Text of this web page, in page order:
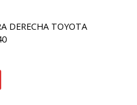
DERECHA TOYOTA